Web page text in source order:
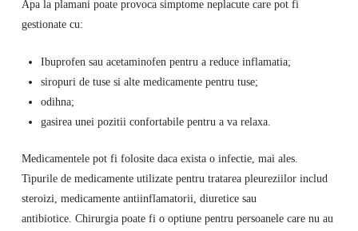
Apa la plamani poate provoca simptome neplacute care pot fi
gestionate cu:
Ibuprofen sau acetaminofen pentru a reduce inflamatia;
siropuri de tuse si alte medicamente pentru tuse;
odihna;
gasirea unei pozitii confortabile pentru a va relaxa.
Medicamentele pot fi folosite daca exista o infectie, mai ales.
Tipurile de medicamente utilizate pentru tratarea pleureziilor includ
steroizi, medicamente antiinflamatorii, diuretice sau
antibiotice. Chirurgia poate fi o optiune pentru persoanele care nu au